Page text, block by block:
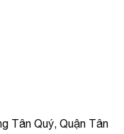
Tân Quý, Quận Tân